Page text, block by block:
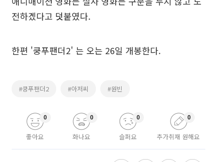
전하겠다고 덧붙였다.
한편 '쿵푸팬더2' 는 오는 26일 개봉한다.
#쿵푸팬더2 #아저씨 #원빈
좋아요
0
화나요
0
슬퍼요
0
추가취재 원해요
0